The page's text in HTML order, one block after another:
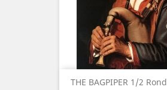
THE BAGPIPER 1/2